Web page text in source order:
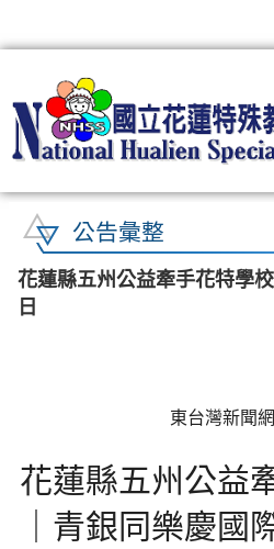
公告彙整
花蓮縣五州公益牽手花特學
日
東台灣新聞網
花蓮縣五州公益
｜青銀同樂慶國